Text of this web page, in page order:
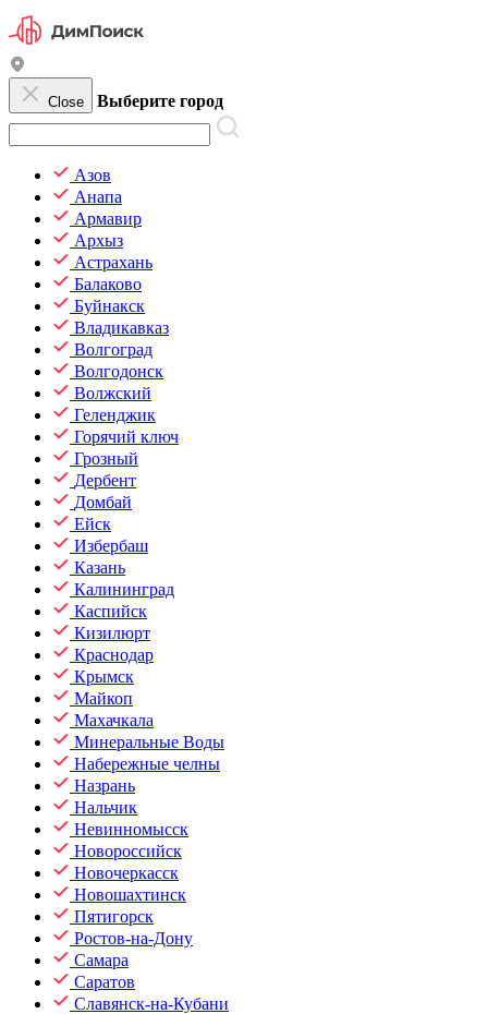
Close Выберите город
Азов
Анапа
Армавир
Архыз
Астрахань
Балаково
Буйнакск
Владикавказ
Волгоград
Волгодонск
Волжский
Геленджик
Горячий ключ
Грозный
Дербент
Домбай
Ейск
Избербаш
Казань
Калининград
Каспийск
Кизилюрт
Краснодар
Крымск
Майкоп
Махачкала
Минеральные Воды
Набережные челны
Назрань
Нальчик
Невинномысск
Новороссийск
Новочеркасск
Новошахтинск
Пятигорск
Ростов-на-Дону
Самара
Саратов
Славянск-на-Кубани